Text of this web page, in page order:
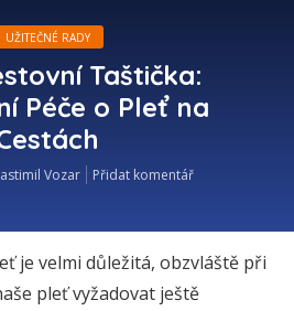
UŽITEČNÉ RADY
Taštička:
Péče o Pleť na
Vozar Přidat komentář
je velmi důležitá, obzvláště při
pleť vyžadovat ještě